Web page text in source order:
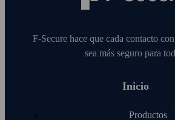
F‑Secure hace que cada contacto
sea más seguro para
Inicio
Productos